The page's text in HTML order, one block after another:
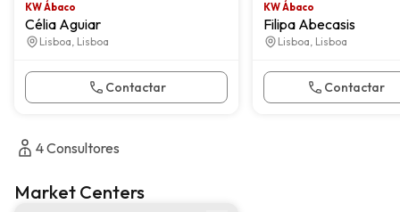
KW Ábaco
Célia Aguiar
Lisboa, Lisboa
Contactar
KW Ábaco
Filipa Abecasis
Lisboa, Lisboa
Contactar
4Consultores
Market Centers